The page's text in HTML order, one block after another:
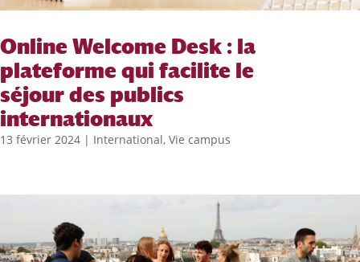
Online Welcome Desk : la
plateforme qui facilite le
séjour des publics
internationaux
13 février 2024 | International, Vie campus